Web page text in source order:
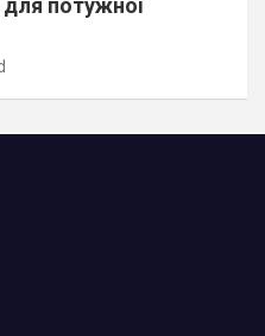
потужної